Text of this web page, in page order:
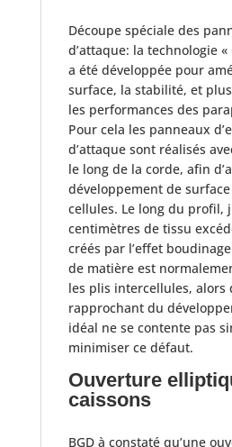
Découpe spéciale des
d’attaque: la technologie
a été développée pour
surface, la stabilité, et
les performances des
Pour cela les panneaux
d’attaque sont réalisés
le long de la corde, afin
développement de
cellules. Le long du profil,
centimètres de tissu
créés par l’effet
de matière est
les plis intercellules, alors
rapprochant du
idéal ne se contente pas
minimiser ce défaut.
Ouverture
caissons
BGD à constaté qu’une